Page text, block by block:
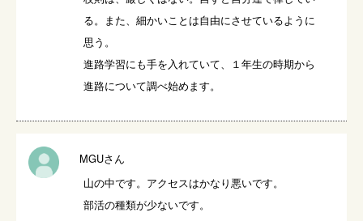
る。また、細かいことは自由にさせているように
思う。
進路学習にも手を入れていて、１年生の時期から
進路について調べ始めます。
MGUさん
山の中です。アクセスはかなり悪いです。
部活の種類が少ないです。